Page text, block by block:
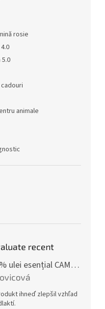
rosie
animale
recent
Altevita 100% ulei esențial CAMFOR – Uleiul energiei pozitive 10ml
este 5 din 5 stele.
ihneď zlepšil vzhľad